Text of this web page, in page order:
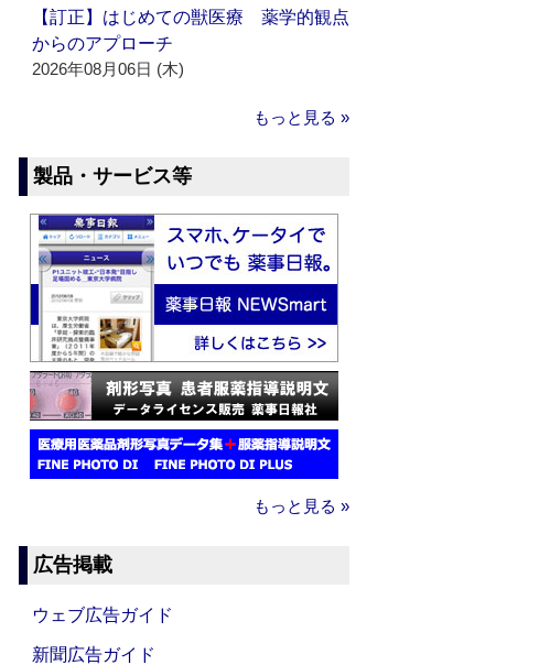
【訂正】はじめての獣医療 薬学的観点
からのアプローチ
2026年08月06日 (木)
もっと見る »
製品・サービス等
もっと見る »
広告掲載
ウェブ広告ガイド
新聞広告ガイド